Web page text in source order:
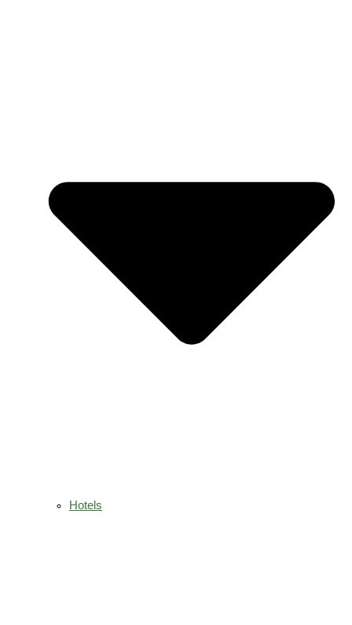
Hotels